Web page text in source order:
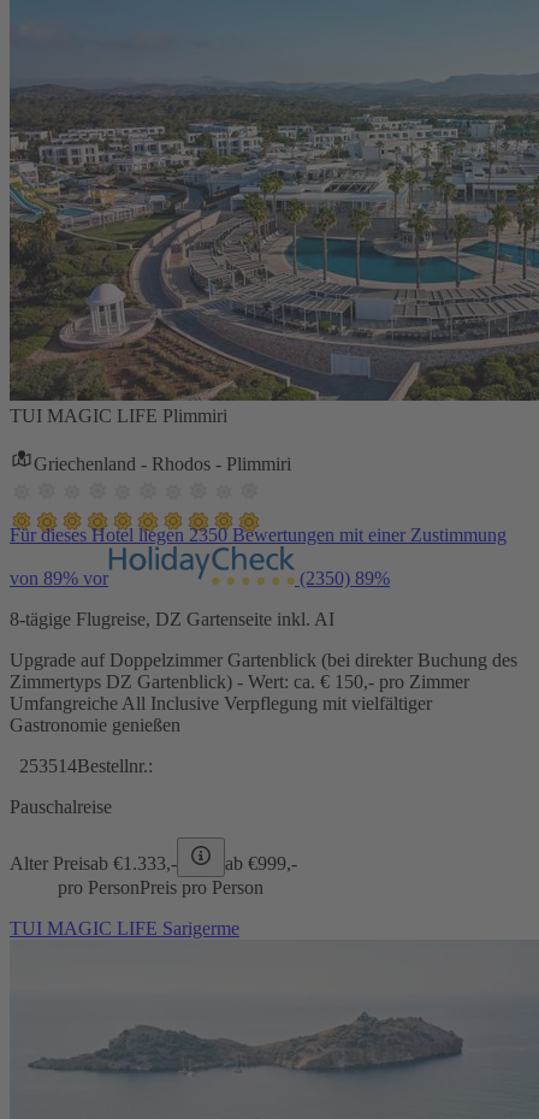
TUI MAGIC LIFE Plimmiri
Griechenland - Rhodos - Plimmiri
Für dieses Hotel liegen 2350 Bewertungen mit einer Zustimmung
von 89% vor (2350) 89%
8-tägige Flugreise, DZ Gartenseite inkl. AI
Upgrade auf Doppelzimmer Gartenblick (bei direkter Buchung des
Zimmertyps DZ Gartenblick) - Wert: ca. € 150,- pro Zimmer
Umfangreiche All Inclusive Verpflegung mit vielfältiger
Gastronomie genießen
253514Bestellnr.:
Pauschalreise
Alter Preisab €1.333,- ab €999,-
pro PersonPreis pro Person
TUI MAGIC LIFE Sarigerme